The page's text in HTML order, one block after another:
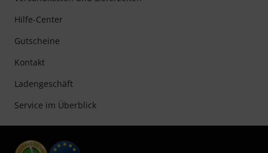
Hilfe-Center
Gutscheine
Kontakt
Ladengeschäft
Service im Überblick